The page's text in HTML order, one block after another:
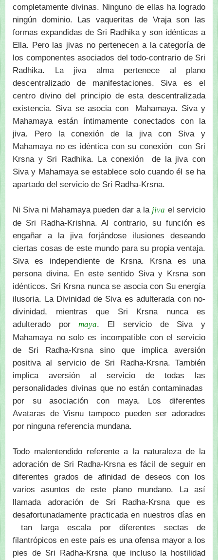
completamente divinas. Ninguno de ellas ha logrado
ningún dominio. Las vaqueritas de Vraja son las
formas expandidas de Sri Radhika y son idénticas a
Ella. Pero las jivas no pertenecen a la categoría de
los componentes asociados del todo-contrario de Sri
Radhika. La jiva alma pertenece al plano
descentralizado de manifestaciones. Siva es el
centro divino del principio de esta descentralizada
existencia. Siva se asocia con Mahamaya. Siva y
Mahamaya están íntimamente conectados con la
jiva. Pero la conexión de la jiva con Siva y
Mahamaya no es idéntica con su conexión con Sri
Krsna y Sri Radhika. La conexión de la jiva con
Siva y Mahamaya se establece solo cuando él se ha
apartado del servicio de Sri Radha-Krsna.
Ni Siva ni Mahamaya pueden dar a la jiva el servicio
de Sri Radha-Krishna. Al contrario, su función es
engañar a la jiva forjándose ilusiones deseando
ciertas cosas de este mundo para su propia ventaja.
Siva es independiente de Krsna. Krsna es una
persona divina. En este sentido Siva y Krsna son
idénticos. Sri Krsna nunca se asocia con Su energía
ilusoria. La Divinidad de Siva es adulterada con no-
divinidad, mientras que Sri Krsna nunca es
adulterado pormaya. El servicio de Siva y
Mahamaya no solo es incompatible con el servicio
de Sri Radha-Krsna sino que implica aversión
positiva al servicio de Sri Radha-Krsna. También
implica aversión al servicio de todas las
personalidades divinas que no están contaminadas
por su asociación con maya. Los diferentes
Avataras de Visnu tampoco pueden ser adorados
por ninguna referencia mundana.
Todo malentendido referente a la naturaleza de la
adoración de Sri Radha-Krsna es fácil de seguir en
diferentes grados de afinidad de deseos con los
varios asuntos de este plano mundano. La así
llamada adoración de Sri Radha-Krsna que es
desafortunadamente practicada en nuestros días en
tan larga escala por diferentes sectas de
filantrópicos en este país es una ofensa mayor a los
pies de Sri Radha-Krsna que incluso la hostilidad